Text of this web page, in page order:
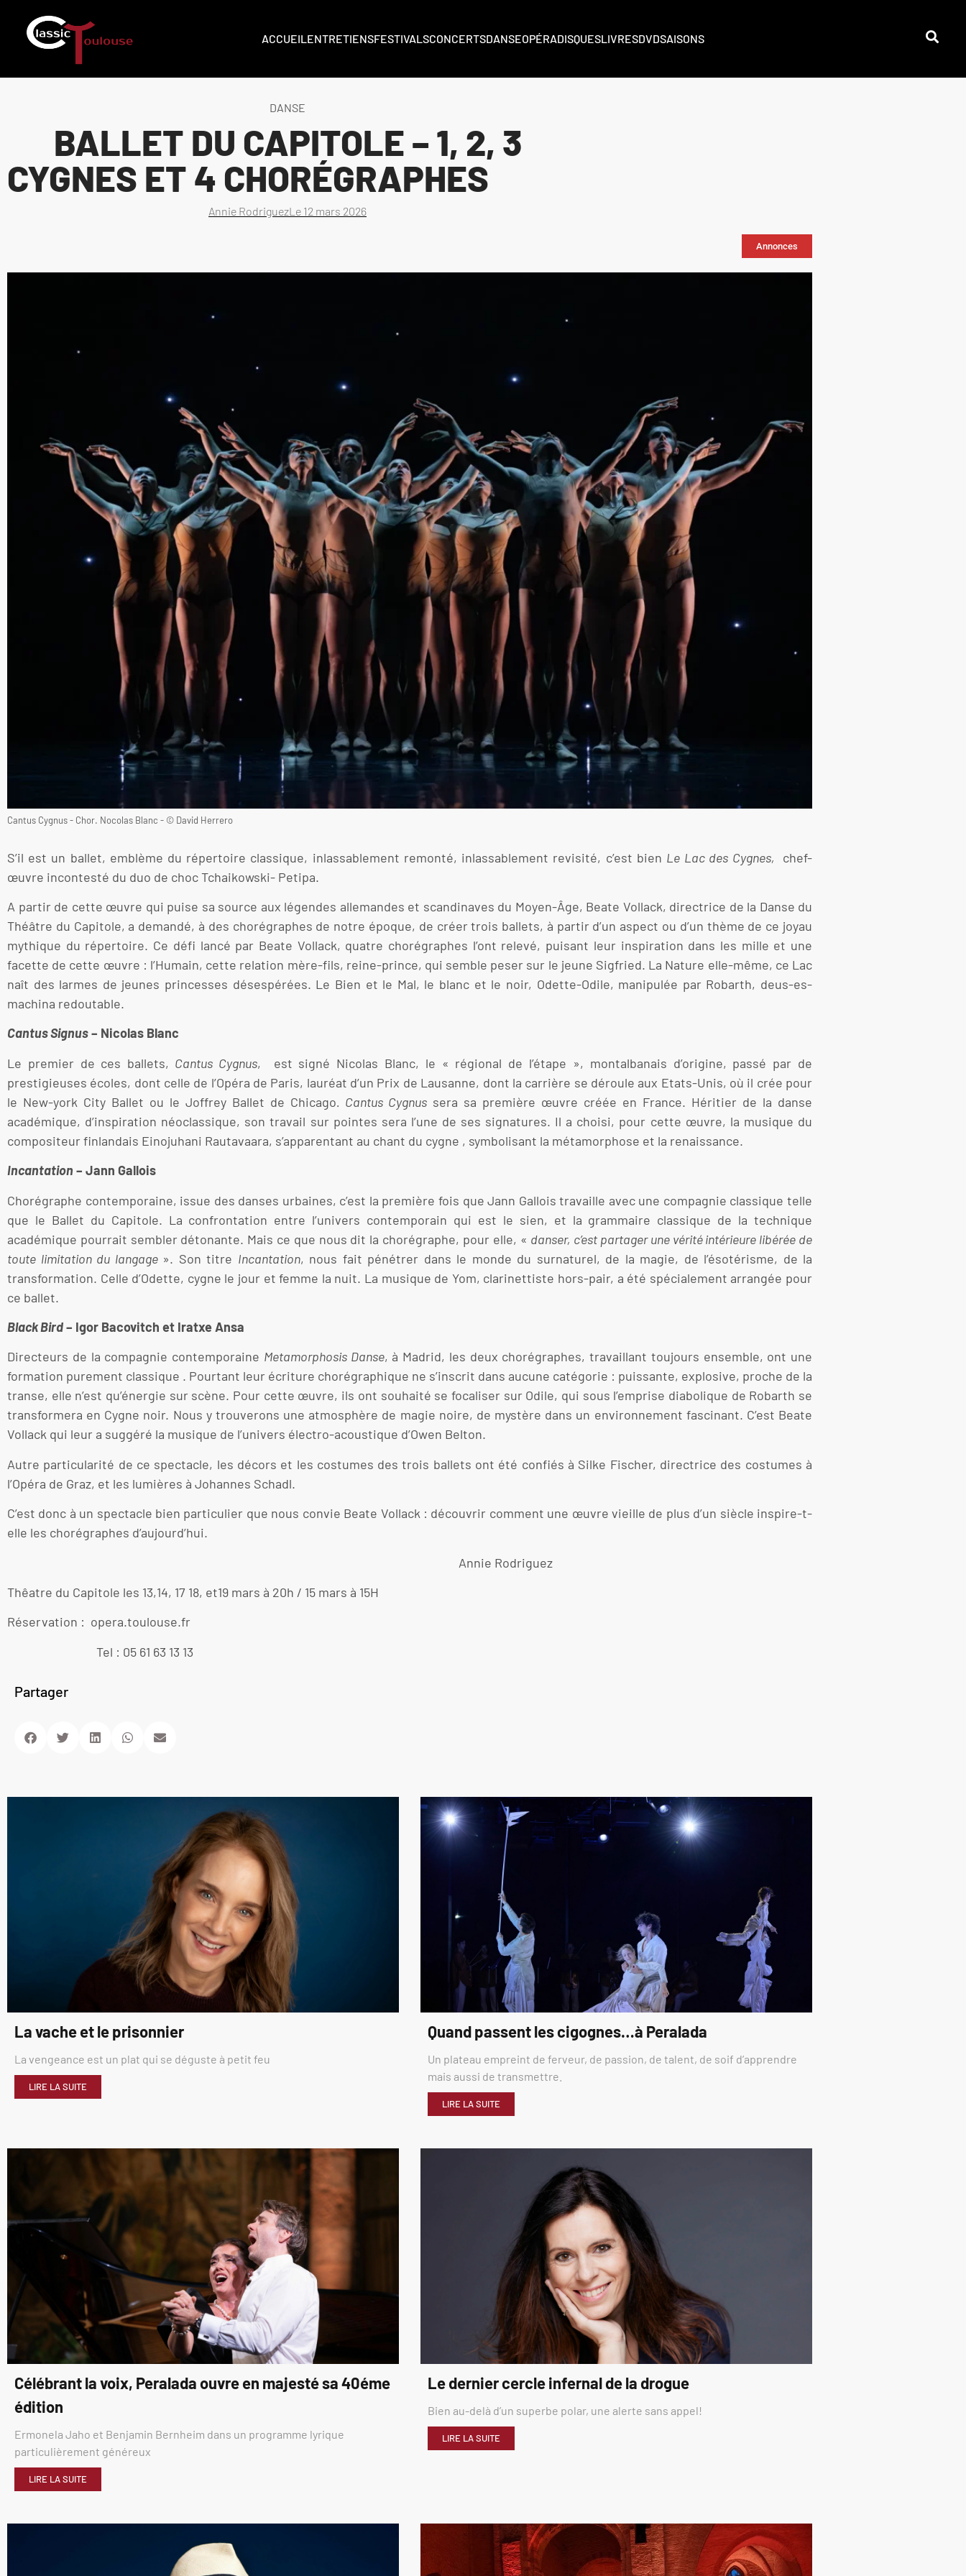
ACCUEILENTRETIENSFESTIVALSCONCERTSDANSEOPÉRADISQUESLIVRESDVDSAISONS
DANSE
BALLET DU CAPITOLE – 1, 2, 3
CYGNES ET 4 CHORÉGRAPHES
Annie RodriguezLe 12 mars 2026
Annonces
Cantus Cygnus - Chor. Nocolas Blanc - © David Herrero
S’il est un ballet, emblème du répertoire classique, inlassablement remonté, inlassablement revisité, c’est bien Le Lac des Cygnes,
chef-
œuvre incontesté du duo de choc Tchaikowski- Petipa.
A partir de cette œuvre qui puise sa source aux légendes allemandes et scandinaves du Moyen-Âge, Beate Vollack, directrice de la Danse du
Théâtre du Capitole, a demandé, à des chorégraphes de notre époque, de créer trois ballets, à partir d’un aspect ou d’un thème de ce joyau
mythique du répertoire. Ce défi lancé par Beate Vollack, quatre chorégraphes l’ont relevé, puisant leur inspiration dans les mille et une
facette de cette œuvre : l’Humain, cette relation mère-fils, reine-prince, qui semble peser sur le jeune Sigfried. La Nature elle-même, ce Lac
naît des larmes de jeunes princesses désespérées. Le Bien et le Mal, le blanc et le noir, Odette-Odile, manipulée par Robarth, deus-es-
machina redoutable.
Cantus Signus– Nicolas Blanc
Le premier de ces ballets, Cantus Cygnus, est signé Nicolas Blanc, le « régional de l’étape », montalbanais d’origine, passé par de
prestigieuses écoles, dont celle de l’Opéra de Paris, lauréat d’un Prix de Lausanne, dont la carrière se déroule aux Etats-Unis, où il crée pour
le New-york City Ballet ou le Joffrey Ballet de Chicago. Cantus Cygnus sera sa première œuvre créée en France. Héritier de la danse
académique, d’inspiration néoclassique, son travail sur pointes sera l’une de ses signatures. Il a choisi, pour cette œuvre, la musique du
compositeur finlandais Einojuhani Rautavaara, s’apparentant au chant du cygne , symbolisant la métamorphose et la renaissance.
Incantation – Jann Gallois
Chorégraphe contemporaine, issue des danses urbaines, c’est la première fois que Jann Gallois travaille avec une compagnie classique telle
que le Ballet du Capitole. La confrontation entre l’univers contemporain qui est le sien, et la grammaire classique de la technique
académique pourrait sembler détonante. Mais ce que nous dit la chorégraphe, pour elle, « danser, c’est partager une vérité intérieure libérée de
toute limitation du langage ». Son titre Incantation, nous fait pénétrer dans le monde du surnaturel, de la magie, de l’ésotérisme, de la
transformation. Celle d’Odette, cygne le jour et femme la nuit. La musique de Yom, clarinettiste hors-pair, a été spécialement arrangée pour
ce ballet.
Black Bird– Igor Bacovitch et Iratxe Ansa
Directeurs de la compagnie contemporaine Metamorphosis Danse, à Madrid, les deux chorégraphes, travaillant toujours ensemble, ont une
formation purement classique . Pourtant leur écriture chorégraphique ne s’inscrit dans aucune catégorie : puissante, explosive, proche de la
transe, elle n’est qu’énergie sur scène. Pour cette œuvre, ils ont souhaité se focaliser sur Odile, qui sous l’emprise diabolique de Robarth se
transformera en Cygne noir. Nous y trouverons une atmosphère de magie noire, de mystère dans un environnement fascinant. C’est Beate
Vollack qui leur a suggéré la musique de l’univers électro-acoustique d’Owen Belton.
Autre particularité de ce spectacle, les décors et les costumes des trois ballets ont été confiés à Silke Fischer, directrice des costumes à
l’Opéra de Graz, et les lumières à Johannes Schadl.
C’est donc à un spectacle bien particulier que nous convie Beate Vollack : découvrir comment une œuvre vieille de plus d’un siècle inspire-t-
elle les chorégraphes d’aujourd’hui.
Annie Rodriguez
Thêatre du Capitole les 13,14, 17 18, et19 mars à 20h / 15 mars à 15H
Réservation : opera.toulouse.fr
Tel : 05 61 63 13 13
Partager
La vache et le prisonnier
La vengeance est un plat qui se déguste à petit feu
LIRE LA SUITE
Quand passent les cigognes…à Peralada
Un plateau empreint de ferveur, de passion, de talent, de soif d’apprendre
mais aussi de transmettre.
LIRE LA SUITE
Célébrant la voix, Peralada ouvre en majesté sa 40éme
édition
Ermonela Jaho et Benjamin Bernheim dans un programme lyrique
particulièrement généreux
LIRE LA SUITE
Le dernier cercle infernal de la drogue
Bien au-delà d’un superbe polar, une alerte sans appel!
LIRE LA SUITE